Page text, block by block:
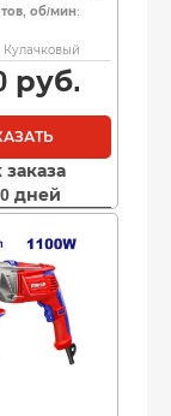
об/мин:
Кулачковый
руб.
заказа
дней